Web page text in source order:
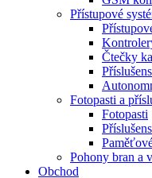
Přístupové
Čtečky
Fotopasti a
Fotopasti
Pohony bran a
Obchod